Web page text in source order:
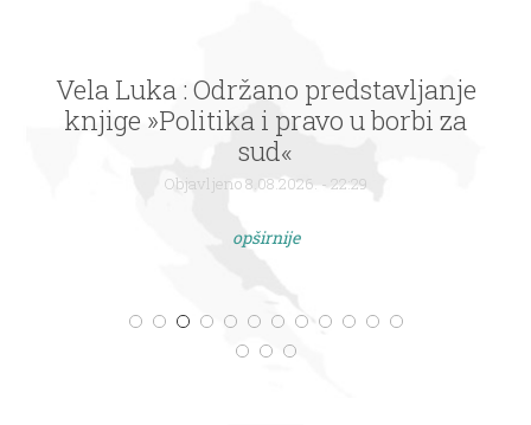
Vela Luka : Održano predstavljanje
knjige »Politika i pravo u borbi za
sud«
Objavljeno 8.08.2026. - 22:29
opširnije